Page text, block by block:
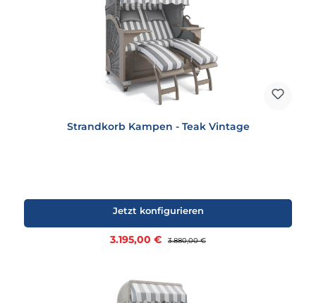
Strandkorb Kampen - Teak Vintage
Verkaufspreis:
3.195,00 € Regulärer Preis:
3.880,00 €
Jetzt konfigurieren